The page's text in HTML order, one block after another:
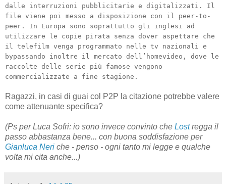
dalle interruzioni pubblicitarie e digitalizzati. Il
file viene poi messo a disposizione con il peer-to-
peer. In Europa sono soprattutto gli inglesi ad
utilizzare le copie pirata senza dover aspettare che
il telefilm venga programmato nelle tv nazionali e
bypassando inoltre il mercato dell’homevideo, dove le
raccolte delle serie più famose vengono
commercializzate a fine stagione.
Ragazzi, in casi di guai col P2P la citazione potrebbe valere
come attenuante specifica?
(Ps per Luca Sofri: io sono invece convinto che Lostregga il
passo abbastanza bene... con buona soddisfazione per
Gianluca Neri che - penso - ogni tanto mi legge e qualche
volta mi cita anche...)